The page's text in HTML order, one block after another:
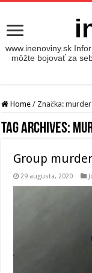
www.inenoviny.sk
môžte bojovať za
Home / Značka:
Tag Archives:
Group
29 augusta, 2020